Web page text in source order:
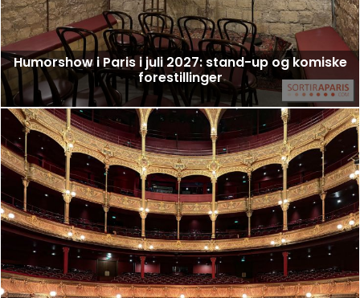
Humorshow i Paris i juli 2027: stand-up og komiske
forestillinger